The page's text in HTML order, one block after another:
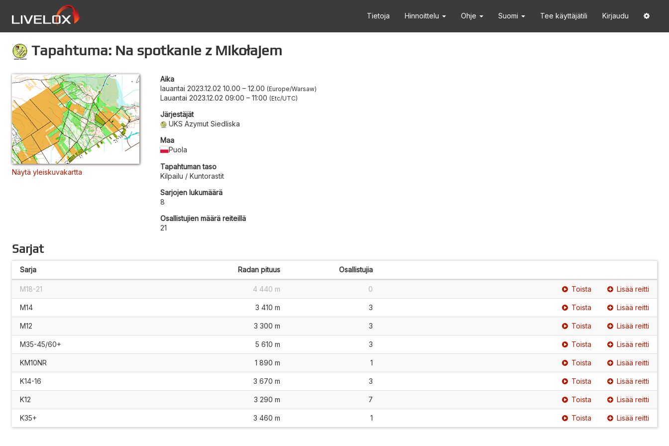
Tietoja Hinnoittelu Ohje Suomi Tee käyttäjätili Kirjaudu
Tapahtuma: Na spotkanie z Mikołajem
Näytä yleiskuvakartta
Aika
lauantai 2023.12.02 10.00 – 12.00 Europe/Warsaw
Lauantai 2023.12.02 09:00 – 11:00 Etc/UTC
Järjestäjät
UKS Azymut Siedliska
Maa
Puola
Tapahtuman taso
Kilpailu / Kuntorastit
Sarjojen lukumäärä
8
Osallistujien määrä reiteillä
21
Sarjat
Sarja Radan pituus Osallistujia
M18-21 4 440 m 0 Toista Lisää reitti
M14 3 410 m 3 Toista Lisää reitti
M12 3 300 m 3 Toista Lisää reitti
M35-45/60+ 5 610 m 3 Toista Lisää reitti
KM10NR 1 890 m 1 Toista Lisää reitti
K14-16 3 670 m 3 Toista Lisää reitti
K12 3 290 m 7 Toista Lisää reitti
K35+ 3 460 m 1 Toista Lisää reitti